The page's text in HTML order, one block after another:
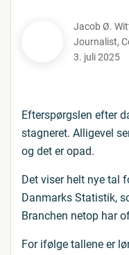
Jacob Ø.
Journalist,
3. juli 2025
Efterspørgslen efter
stagneret. Alligevel
og det er opad.
Det viser helt nye tal
Danmarks Statistik,
Branchen netop har
For ifølge tallene er